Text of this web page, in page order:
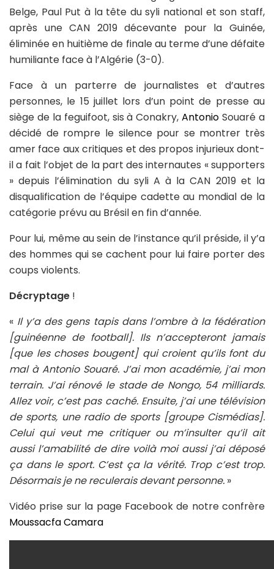
Belge, Paul Put à la tête du syli national et son staff,
après une CAN 2019 décevante pour la Guinée,
éliminée en huitième de finale au terme d’une défaite
humiliante face à l’Algérie (3-0).
Face à un parterre de journalistes et d’autres
personnes, le 15 juillet lors d’un point de presse au
siège de la feguifoot, sis à Conakry,Antonio Souaré a
décidé de rompre le silence pour se montrer très
amer face aux critiques et des propos injurieux dont-
il a fait l’objet de la part des internautes « supporters
» depuis l’élimination du syli A à la CAN 2019 et la
disqualification de l’équipe cadette au mondial de la
catégorie prévu au Brésil en fin d’année.
Pour lui, même au sein de l’instance qu’il préside, il y’a
des hommes qui se cachent pour lui faire porter des
coups violents.
Décryptage !
« Il y’a des gens tapis dans l’ombre à la fédération
[guinéenne de football]. Ils n’accepteront jamais
[que les choses bougent] qui croient qu’ils font du
mal à Antonio Souaré. J’ai mon académie, j’ai mon
terrain. J’ai rénové le stade de Nongo, 54 milliards.
Allez voir, c’est pas caché. Ensuite, j’ai une télévision
de sports, une radio de sports [groupe Cismédias].
Celui qui veut me critiquer ou m’insulter qu’il ait
aussi l’amabilité de dire voilà moi aussi j’ai déposé
ça dans le sport. C’est ça la vérité. Trop c’est trop.
Désormais je ne reculerais devant personne. »
Vidéo prise sur la page Facebook de notre confrère
Moussacfa Camara